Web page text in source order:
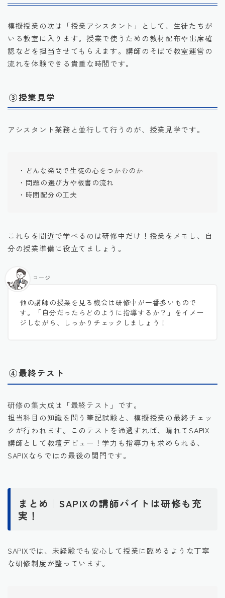
模擬授業の次は「授業アシスタント」として、生徒たちが
いる教室に入ります。授業で使うための教材配布や出席確
認などを担当させてもらえます。講師のそばで教室運営の
流れを体験できる貴重な時間です。
③授業見学
アシスタント業務と並行して行うのが、授業見学です。
・どんな発問で生徒の心をつかむのか
・問題の選び方や板書の流れ
・時間配分の工夫
これらを間近で学べるのは研修中だけ！授業をメモし、自
分の授業準備に役立てましょう。
他の講師の授業を見る機会は研修中が一番多いもので
す。「自分だったらどのように指導するか？」をイメー
ジしながら、しっかりチェックしましょう！
コージ
④最終テスト
研修の集大成は「最終テスト」です。
担当科目の知識を問う筆記試験と、模擬授業の最終チェッ
クが行われます。このテストを通過すれば、晴れてSAPIX
講師として教壇デビュー！学力も指導力も求められる、
SAPIXならではの最後の関門です。
まとめ｜SAPIXの講師バイトは研修も充
実！
SAPIXでは、未経験でも安心して授業に臨めるような丁寧
な研修制度が整っています。